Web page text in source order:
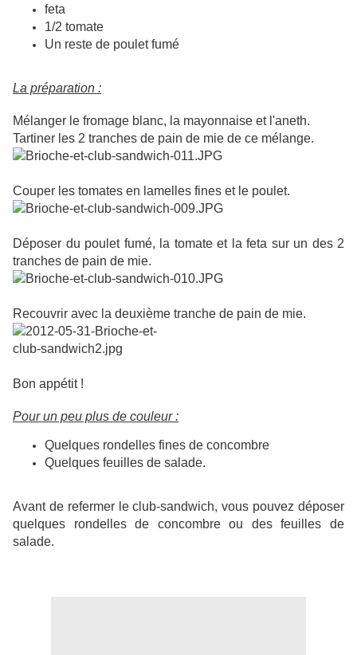
feta
1/2 tomate
Un reste de poulet fumé
La préparation :
Mélanger le fromage blanc, la mayonnaise et l'aneth.
Tartiner les 2 tranches de pain de mie de ce mélange.
Couper les tomates en lamelles fines et le poulet.
Déposer du poulet fumé, la tomate et la feta sur un des 2
tranches de pain de mie.
Recouvrir avec la deuxième tranche de pain de mie.
Bon appétit !
Pour un peu plus de couleur :
Quelques rondelles fines de concombre
Quelques feuilles de salade.
Avant de refermer le club-sandwich, vous pouvez déposer
quelques rondelles de concombre ou des feuilles de
salade.